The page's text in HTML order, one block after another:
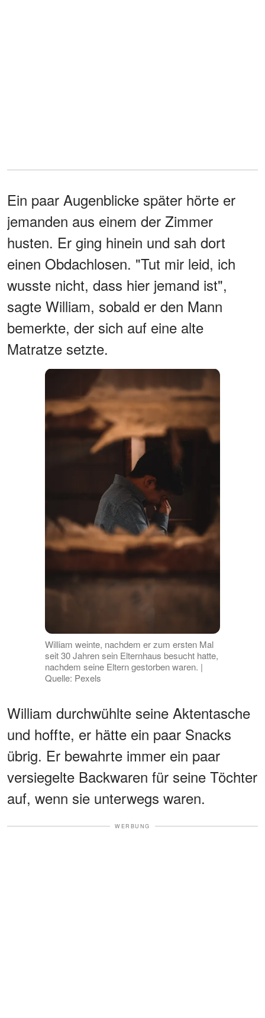
Ein paar Augenblicke später hörte er
jemanden aus einem der Zimmer
husten. Er ging hinein und sah dort
einen Obdachlosen. "Tut mir leid, ich
wusste nicht, dass hier jemand ist",
sagte William, sobald er den Mann
bemerkte, der sich auf eine alte
Matratze setzte.
William weinte, nachdem er zum ersten Mal
seit 30 Jahren sein Elternhaus besucht hatte,
nachdem seine Eltern gestorben waren. |
Quelle: Pexels
William durchwühlte seine Aktentasche
und hoffte, er hätte ein paar Snacks
übrig. Er bewahrte immer ein paar
versiegelte Backwaren für seine Töchter
auf, wenn sie unterwegs waren.
WERBUNG